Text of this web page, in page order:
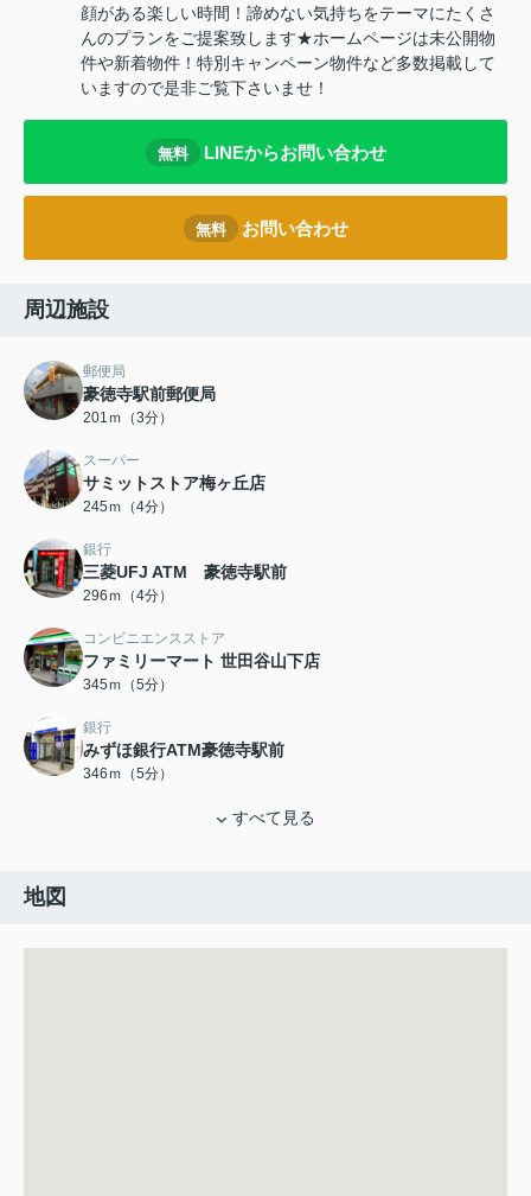
顔がある楽しい時間！諦めない気持ちをテーマにたくさ
んのプランをご提案致します★ホームページは未公開物
件や新着物件！特別キャンペーン物件など多数掲載して
いますので是非ご覧下さいませ！
無料 LINEからお問い合わせ
無料 お問い合わせ
周辺施設
郵便局
豪徳寺駅前郵便局
201ｍ（3分）
スーパー
サミットストア梅ヶ丘店
245ｍ（4分）
銀行
三菱UFJ ATM 豪徳寺駅前
296ｍ（4分）
コンビニエンスストア
ファミリーマート 世田谷山下店
345ｍ（5分）
銀行
みずほ銀行ATM豪徳寺駅前
346ｍ（5分）
すべて見る
地図